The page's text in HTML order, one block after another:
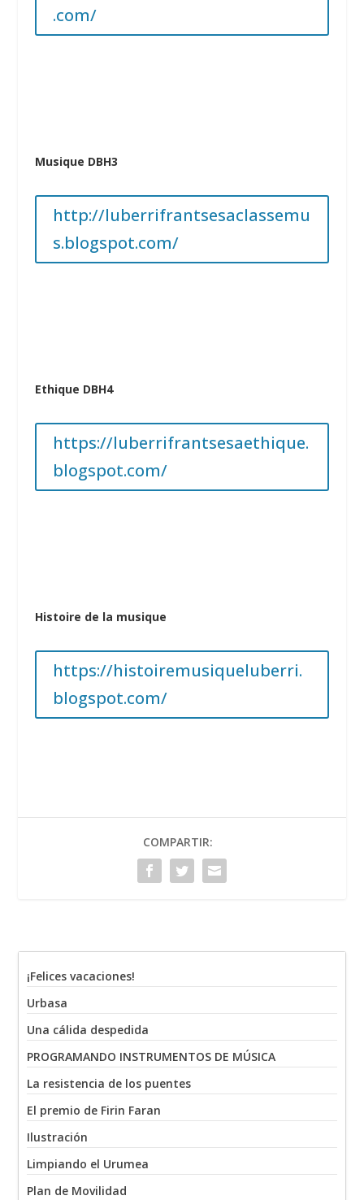
.com/
Musique DBH3
http://luberrifrantsesaclassemu
s.blogspot.com/
Ethique DBH4
https://luberrifrantsesaethique.
blogspot.com/
Histoire de la musique
https://histoiremusiqueluberri.
blogspot.com/
COMPARTIR:
¡Felices vacaciones!
Urbasa
Una cálida despedida
PROGRAMANDO INSTRUMENTOS DE MÚSICA
La resistencia de los puentes
El premio de Firin Faran
Ilustración
Limpiando el Urumea
Plan de Movilidad